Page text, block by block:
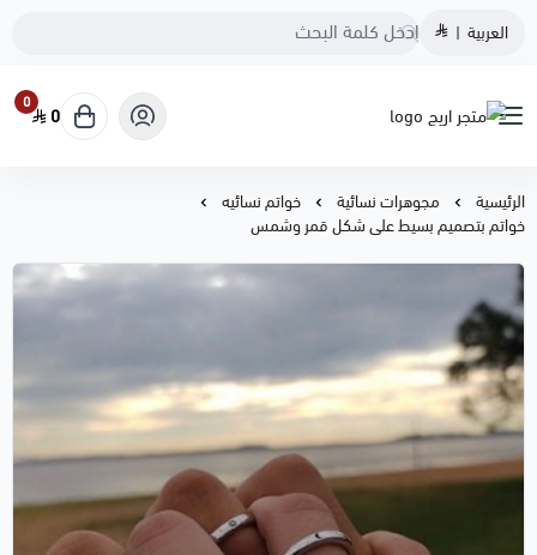
العربية |
متجر اريج
0
0
الرئيسية مجوهرات نسائية
خواتم نسائيه
خواتم بتصميم بسيط على شكل قمر وشمس